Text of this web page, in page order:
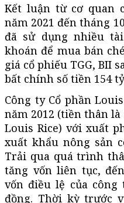
Kết luận từ cơ quan
năm 2021 đến tháng
đã sử dụng nhiều
khoán để mua bán
giá cổ phiếu TGG, BII
bất chính số tiền 154
Công ty Cổ phần
năm 2012 (tiền thân
Louis Rice) với xuất
xuất khẩu nông sản
Trải qua quá trình
tăng vốn liên tục,
vốn điều lệ của công
đồng. Thời kỳ trước